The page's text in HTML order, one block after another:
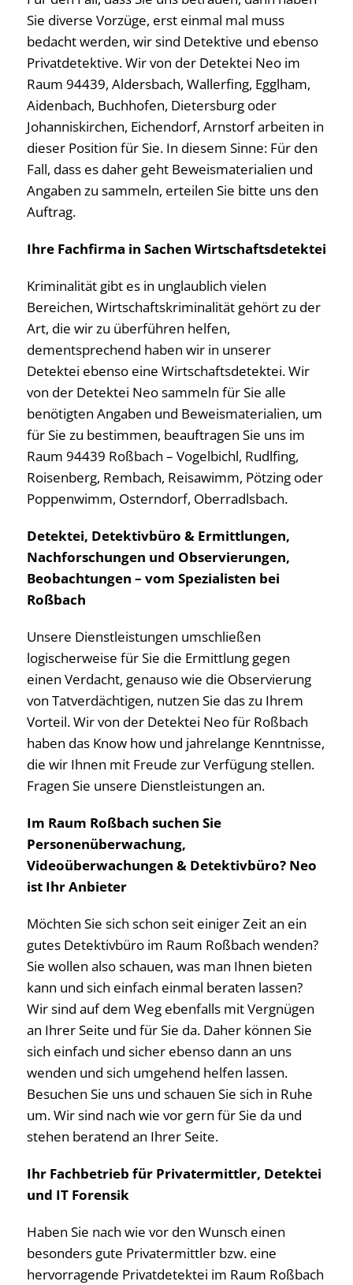
Sie diverse Vorzüge, erst einmal mal muss
bedacht werden, wir sind Detektive und ebenso
Privatdetektive. Wir von der Detektei Neo im
Raum 94439, Aldersbach, Wallerfing, Egglham,
Aidenbach, Buchhofen, Dietersburg oder
Johanniskirchen, Eichendorf, Arnstorf arbeiten in
dieser Position für Sie. In diesem Sinne: Für den
Fall, dass es daher geht Beweismaterialien und
Angaben zu sammeln, erteilen Sie bitte uns den
Auftrag.
Ihre Fachfirma in Sachen Wirtschaftsdetektei
Kriminalität gibt es in unglaublich vielen
Bereichen, Wirtschaftskriminalität gehört zu der
Art, die wir zu überführen helfen,
dementsprechend haben wir in unserer
Detektei ebenso eine Wirtschaftsdetektei. Wir
von der Detektei Neo sammeln für Sie alle
benötigten Angaben und Beweismaterialien, um
für Sie zu bestimmen, beauftragen Sie uns im
Raum 94439 Roßbach – Vogelbichl, Rudlfing,
Roisenberg, Rembach, Reisawimm, Pötzing oder
Poppenwimm, Osterndorf, Oberradlsbach.
Detektei, Detektivbüro & Ermittlungen,
Nachforschungen und Observierungen,
Beobachtungen – vom Spezialisten bei
Roßbach
Unsere Dienstleistungen umschließen
logischerweise für Sie die Ermittlung gegen
einen Verdacht, genauso wie die Observierung
von Tatverdächtigen, nutzen Sie das zu Ihrem
Vorteil. Wir von der Detektei Neo für Roßbach
haben das Know how und jahrelange Kenntnisse,
die wir Ihnen mit Freude zur Verfügung stellen.
Fragen Sie unsere Dienstleistungen an.
Im Raum Roßbach suchen Sie
Personenüberwachung,
Videoüberwachungen & Detektivbüro? Neo
ist Ihr Anbieter
Möchten Sie sich schon seit einiger Zeit an ein
gutes Detektivbüro im Raum Roßbach wenden?
Sie wollen also schauen, was man Ihnen bieten
kann und sich einfach einmal beraten lassen?
Wir sind auf dem Weg ebenfalls mit Vergnügen
an Ihrer Seite und für Sie da. Daher können Sie
sich einfach und sicher ebenso dann an uns
wenden und sich umgehend helfen lassen.
Besuchen Sie uns und schauen Sie sich in Ruhe
um. Wir sind nach wie vor gern für Sie da und
stehen beratend an Ihrer Seite.
Ihr Fachbetrieb für Privatermittler, Detektei
und IT Forensik
Haben Sie nach wie vor den Wunsch einen
besonders gute Privatermittler bzw. eine
hervorragende Privatdetektei im Raum Roßbach